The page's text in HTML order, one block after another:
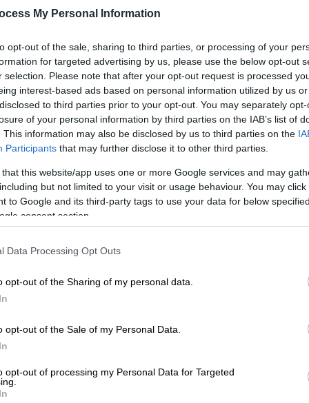
My Personal Information
opt-out of the sale, sharing to third parties, or processing of your
for targeted advertising by us, please use the below opt-out
selection. Please note that after your opt-out request is processed
interest-based ads based on personal information utilized by us
to third parties prior to your opt-out. You may separately
of your personal information by third parties on the IAB’s list of
This information may also be disclosed by us to third parties on the
Participants that may further disclose it to other third parties.
that this website/app uses one or more Google services and may
but not limited to your visit or usage behaviour. You may
to Google and its third-party tags to use your data for below
consent section.
Data Processing Opt Outs
opt-out of the Sharing of my personal data.
opt-out of the Sale of my Personal Data.
opt-out of processing my Personal Data for Targeted
πρίγκιπας όταν φόρεσε
τα πόδια του…
τον Χίτλερ, «έφυγε» πάμπτωχος
του
όταν μιλούμε για προσπάθεια, ο νους
που δεν ήταν μαραθωνοδρόμος, αλλά
του και έκανε την παγωμένη Σουηδία